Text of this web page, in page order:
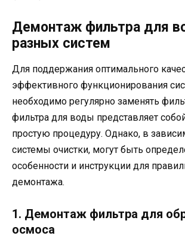
Демонтаж фильтра для
разных систем
Для поддержания оптимального
эффективного функционирования
необходимо регулярно заменять
фильтра для воды представляет
простую процедуру. Однако, в
системы очистки, могут быть
особенности и инструкции для
демонтажа.
1. Демонтаж фильтра для
осмоса